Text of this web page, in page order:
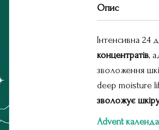
Опис
Інтенсивна 24
концентратів,
зволоження
deep moisture
зволожує
Advent